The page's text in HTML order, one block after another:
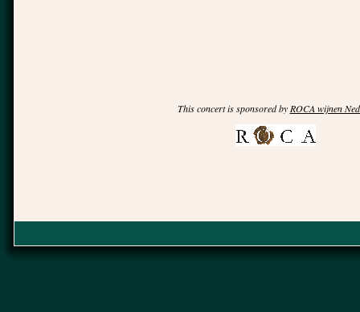
This concert is sponsored by ROCA wijnen